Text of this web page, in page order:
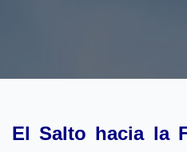
El Salto hacia la